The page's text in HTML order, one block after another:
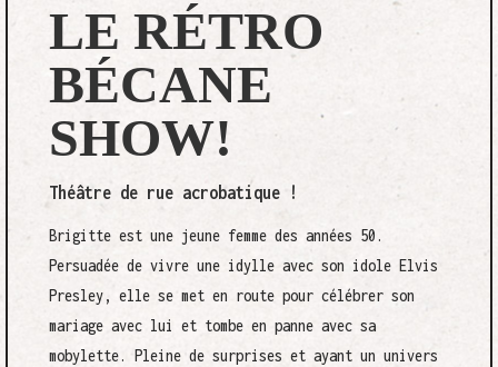
LE RÉTRO
BÉCANE
SHOW!
Théâtre de rue acrobatique !
Brigitte est une jeune femme des années 50.
Persuadée de vivre une idylle avec son idole Elvis
Presley, elle se met en route pour célébrer son
mariage avec lui et tombe en panne avec sa
mobylette. Pleine de surprises et ayant un univers